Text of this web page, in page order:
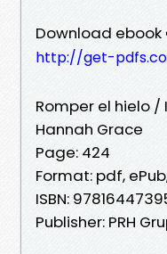
Download
http://get-
Romper el hielo /
Hannah Grace
Page: 424
Format: pdf,
ISBN:
Publisher: PRH